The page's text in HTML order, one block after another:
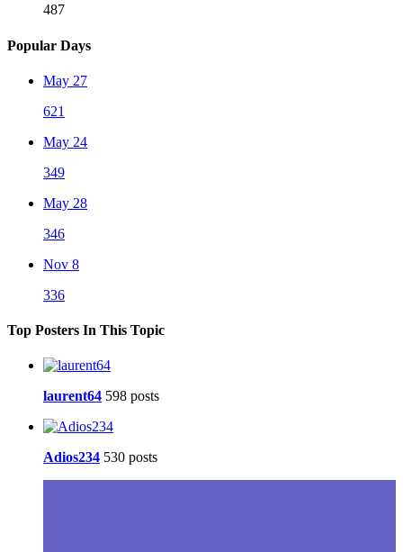
487
Popular Days
May 27
621
May 24
349
May 28
346
Nov 8
336
Top Posters In This Topic
laurent64 598 posts
Adios234 530 posts